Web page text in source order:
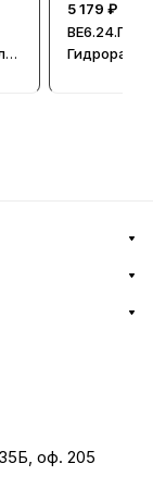
5 179 ₽
ВЕ6.24.Г48 -
оф. 205